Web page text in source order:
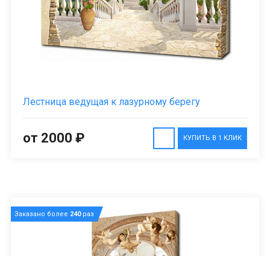
Лестница ведущая к лазурному берегу
КУПИТЬ В 1 КЛИК
от 2000 ₽
Заказано более 240раз